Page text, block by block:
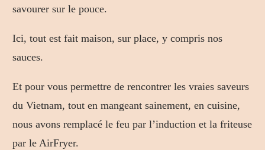
savourer sur le pouce.
Ici, tout est fait maison, sur place, y compris nos
sauces.
Et pour vous permettre de rencontrer les vraies saveurs
du Vietnam, tout en mangeant sainement, en cuisine,
nous avons remplacé le feu par l’induction et la friteuse
par le AirFryer.